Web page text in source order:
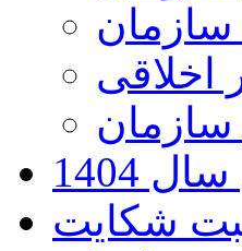
سازمان
اخلاقی
1404
شکایت